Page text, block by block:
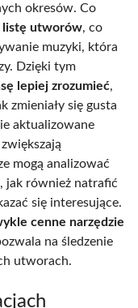
okresów. Co
listę utworów, co
muzyki, która
Dzięki tym
lepiej zrozumieć,
zmieniały się gusta
aktualizowane
zwiększają
mogą analizować
jak również natrafić
się interesujące.
cenne narzędzie
na śledzenie
utworach.